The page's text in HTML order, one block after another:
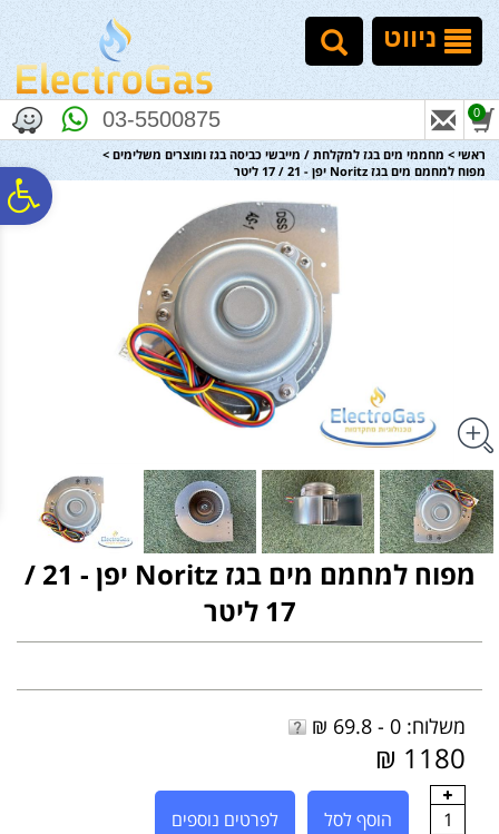
נגישות
אתר
המרכזי
ניווט
03-5500875 0
ראשי > מחממי מים בגז למקלחת / מייבשי כביסה בגז ומוצרים משלימים >
מפוח למחמם מים בגז Noritz יפן - 21 / 17 ליטר
מפוח למחמם מים בגז Noritz יפן - 21 /
17 ליטר
משלוח: 0 - 69.8 ₪
1180 ₪
1 הוסף לסל לפרטים נוספים